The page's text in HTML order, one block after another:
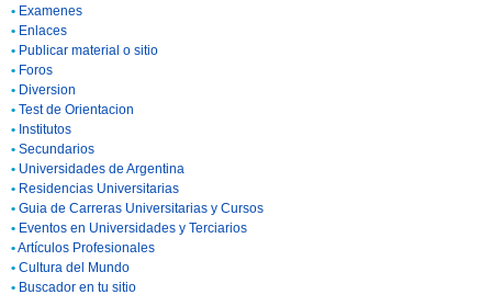
• Examenes
• Enlaces
• Publicar material o sitio
• Foros
• Diversion
• Test de Orientacion
• Institutos
• Secundarios
• Universidades de Argentina
• Residencias Universitarias
• Guia de Carreras Universitarias y Cursos
• Eventos en Universidades y Terciarios
•Artículos Profesionales
• Cultura del Mundo
• Buscador en tu sitio